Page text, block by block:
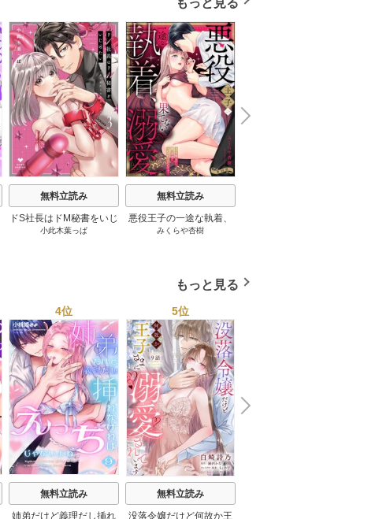
もっと見る
無料立読み
ドS社長はドM秘書をいじ
めたい～オフィスでぬれ
小此木葉っぱ
無料立読み
悪役王子の一途な執着、
果てない溺愛。 モブ令嬢
みくらや杏樹
N
e
x
t
もっと見る
4位
無料立読み
姉弟だけど義理だし挿れ
5位
無料立読み
没落令嬢だけど何故か王
N
e
x
t